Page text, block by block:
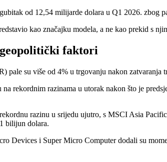
od 12,54 milijarde dolara u Q1 2026. zbog
kao značajku modela, a ne kao prekid s
faktori
pale su više od 4% u trgovanju nakon
rekordnim razinama u utorak nakon što je
razinu u srijedu ujutro, s MSCI Asia
bilijun dolara.
Devices i Super Micro Computer dodali su